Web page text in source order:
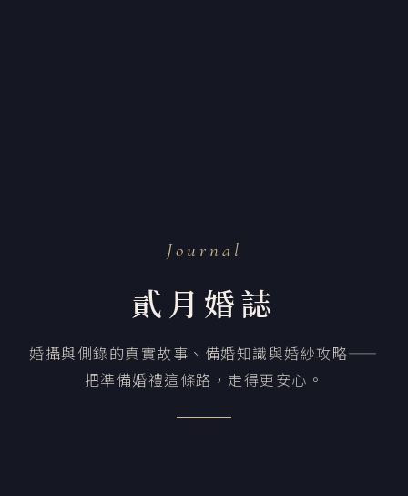
Journal
貳月婚誌
婚攝與側錄的真實故事、備婚知識與婚紗攻略——
把準備婚禮這條路，走得更安心。